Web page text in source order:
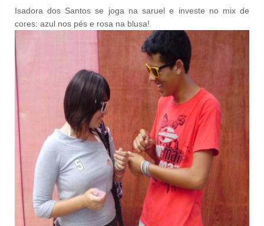
Isadora dos Santos se joga na saruel e investe no mix de
cores: azul nos pés e rosa na blusa!